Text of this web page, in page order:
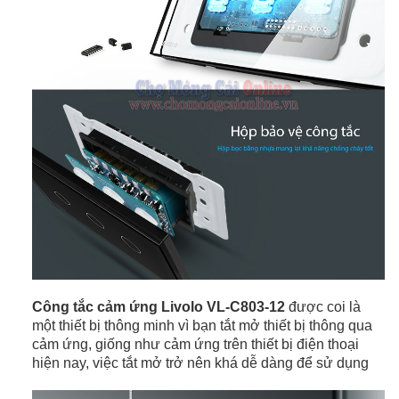
Công tắc cảm ứng Livolo VL-C803-12 được coi là
một thiết bị thông minh vì bạn tắt mở thiết bị thông qua
cảm ứng, giống như cảm ứng trên thiết bị điện thoại
hiện nay, việc tắt mở trở nên khá dễ dàng để sử dụng